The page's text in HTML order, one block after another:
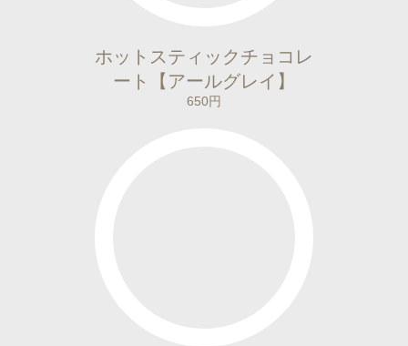
ホットスティックチョコレ
ート【アールグレイ】
650円